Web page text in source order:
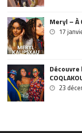
Meryl – À
17
Découvre
23